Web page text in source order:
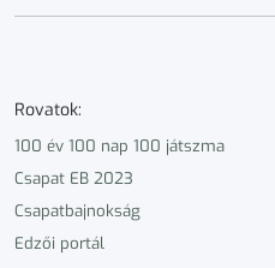
Rovatok:
100 év 100 nap 100 játszma
Csapat EB 2023
Csapatbajnokság
Edzői portál